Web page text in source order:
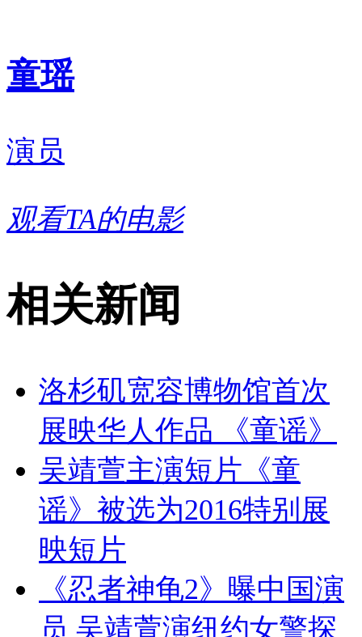
童瑶
演员
观看TA的电影
相关新闻
洛杉矶宽容博物馆首次
展映华人作品 《童谣》
吴靖萱主演短片《童
谣》被选为2016特别展
映短片
《忍者神龟2》曝中国演
员 吴靖萱演纽约女警探